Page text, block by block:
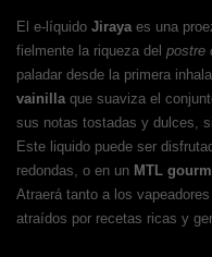
El e-líquido Jiraya es una
fielmente la riqueza del postre
paladar desde la primera
vainilla que suaviza el
sus notas tostadas y dulces,
Este liquido puede ser
redondas, o en un MTL
Atraerá tanto a los
atraídos por recetas ricas y